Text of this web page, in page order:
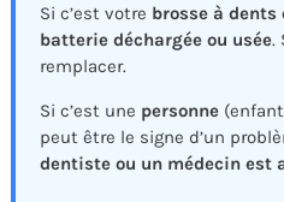
Si c’est votre brosse à
batterie déchargée ou usée.
remplacer.
Si c’est une personne
peut être le signe d’un
dentiste ou un médecin est